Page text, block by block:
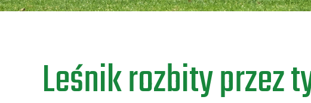
Leśnik rozbity przez